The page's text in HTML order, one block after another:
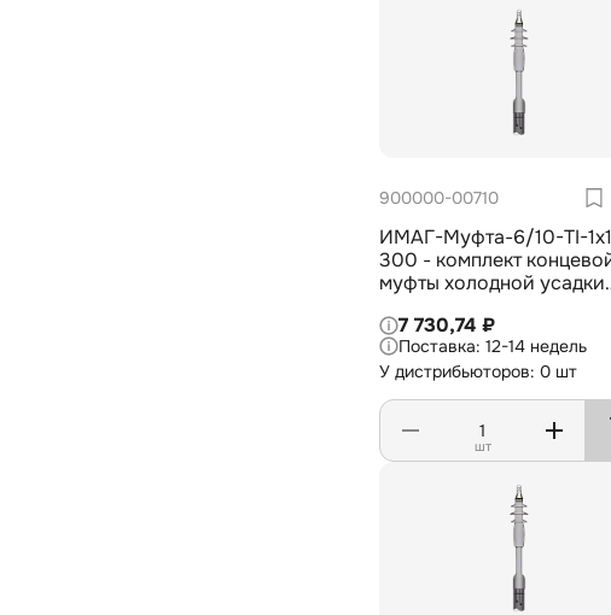
900000-00710
ИМАГ-Муфта-6/10-TI-
300 - комплект
муфты холодной усадки
жил. кабеля с изоляцией
СПЭ на 6/10 кВ, 1х185-
мм2
7 730,74 ₽
12-14 недель
У дистрибьюторов: 0 шт
шт